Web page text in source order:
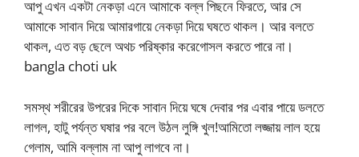
আপু এখন একটা নেকড়া এনে আমাকে বল্ল পিছনে ফিরতে, আর সে
আমাকে সাবান দিয়ে আমারগায়ে নেকড়া দিয়ে ঘষতে থাকল। আর বলতে
থাকল, এত বড় ছেলে অথচ পরিষ্কার করেগোসল করতে পারে না।
bangla choti uk
সমস্থ শরীরের উপরের দিকে সাবান দিয়ে ঘষে দেবার পর এবার পায়ে ডলতে
লাগল, হাটু পর্যন্ত ঘষার পর বলে উঠল লুঙ্গি খুল!আমিতো লজ্জায় লাল হয়ে
গেলাম, আমি বল্লাম না আপু লাগবে না।